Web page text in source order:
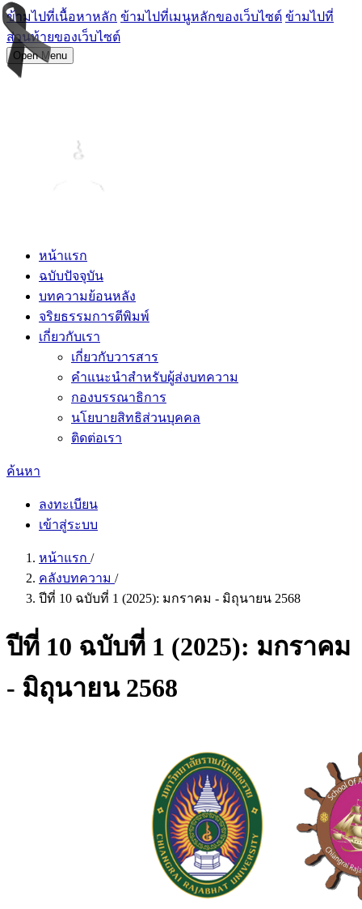
ข้ามไปที่เนื้อหาหลัก ข้ามไปที่เมนูหลักของเว็บไซต์ ข้ามไปที่
ส่วนท้ายของเว็บไซต์
Open Menu
หน้าแรก
ฉบับปัจจุบัน
บทความย้อนหลัง
จริยธรรมการตีพิมพ์
เกี่ยวกับเรา
เกี่ยวกับวารสาร
คำแนะนำสำหรับผู้ส่งบทความ
กองบรรณาธิการ
นโยบายสิทธิส่วนบุคคล
ติดต่อเรา
ค้นหา
ลงทะเบียน
เข้าสู่ระบบ
หน้าแรก /
คลังบทความ /
ปีที่ 10 ฉบับที่ 1 (2025): มกราคม - มิถุนายน 2568
ปีที่ 10 ฉบับที่ 1 (2025): มกราคม
- มิถุนายน 2568